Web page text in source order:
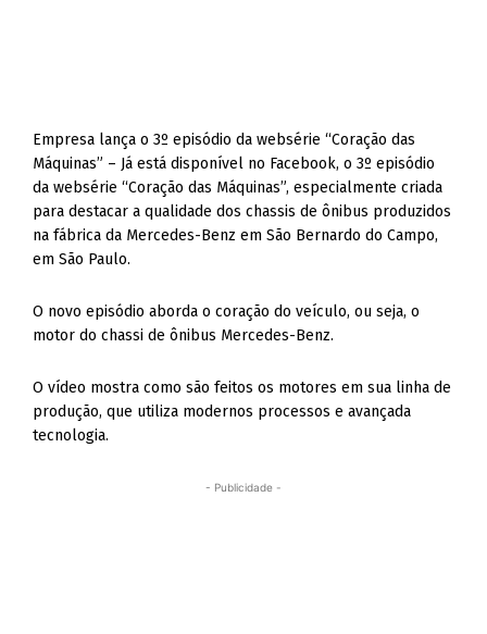
Empresa lança o 3º episódio da websérie “Coração das
Máquinas” – Já está disponível no Facebook, o 3º episódio
da websérie “Coração das Máquinas”, especialmente criada
para destacar a qualidade dos chassis de ônibus produzidos
na fábrica da Mercedes-Benz em São Bernardo do Campo,
em São Paulo.
O novo episódio aborda o coração do veículo, ou seja, o
motor do chassi de ônibus Mercedes-Benz.
O vídeo mostra como são feitos os motores em sua linha de
produção, que utiliza modernos processos e avançada
tecnologia.
- Publicidade -